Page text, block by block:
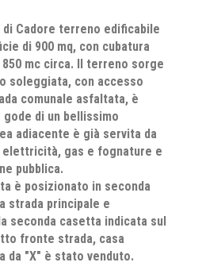
di Cadore terreno edificabile
di 900 mq, con cubatura
mc circa. Il terreno sorge
soleggiata, con accesso
comunale asfaltata, è
di un bellissimo
adiacente è già servita da
elettricità, gas e fognature e
pubblica.
è posizionato in seconda
strada principale e
seconda casetta indicata sul
fronte strada, casa
da "X" è stato venduto.